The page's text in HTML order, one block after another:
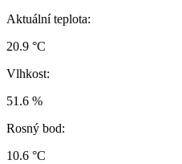
Aktuální teplota:
20.9 °C
Vlhkost:
51.6 %
Rosný bod:
10.6 °C